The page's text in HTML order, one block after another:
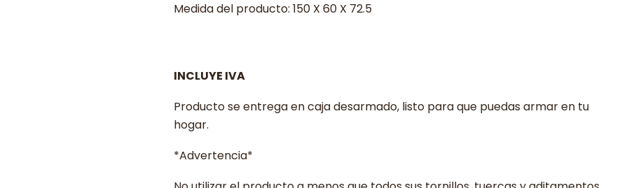
Medida del producto: 150 X 60 X 72.5
INCLUYE IVA
Producto se entrega en caja desarmado, listo para que puedas armar en tu
hogar.
*Advertencia*